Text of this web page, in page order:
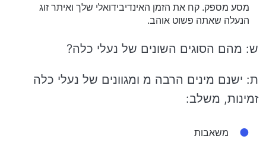
מסע מספק. קח את הזמן האינדיבידואלי שלך ואיתר זוג
הנעלה שאתה פשוט אוהב.
ש: מהם הסוגים השונים של נעלי כלה?
ת: ישנם מינים הרבה מ ומגוונים של נעלי כלה
זמינות, משלב:
משאבות